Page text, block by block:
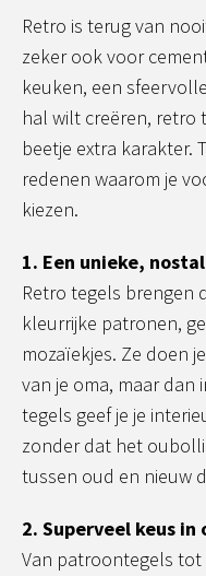
Retro is terug van
zeker ook voor
keuken, een
hal wilt creëren, retro
beetje extra karakter.
redenen waarom je
kiezen.
1. Een unieke,
Retro tegels brengen
kleurrijke patronen,
mozaïekjes. Ze doen
van je oma, maar dan
tegels geef je je
zonder dat het
tussen oud en nieuw
2. Superveel keus in
Van patroontegels tot